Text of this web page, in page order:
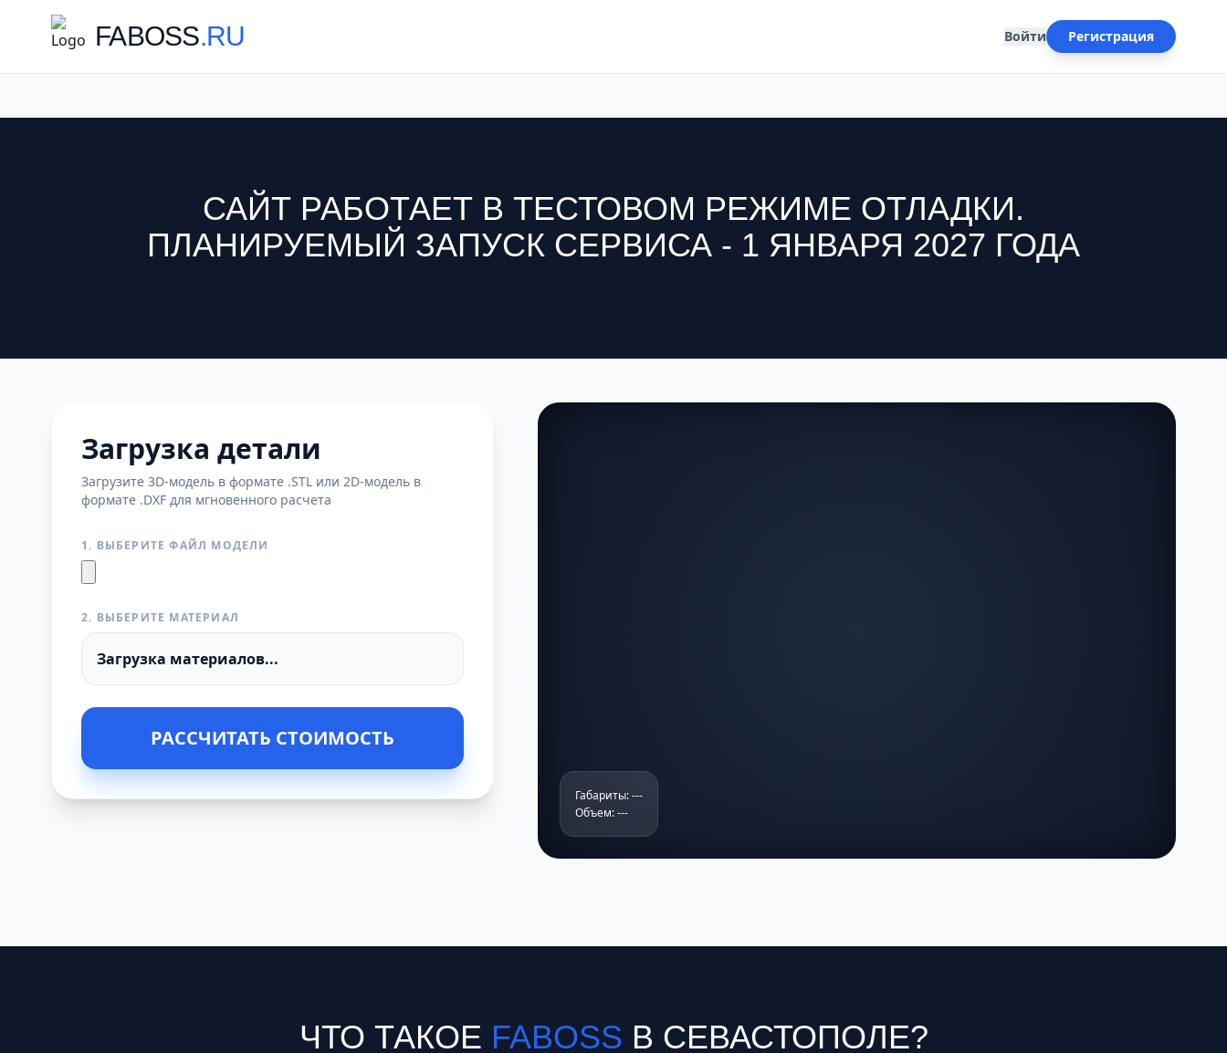
FABOSS.RU Войти Регистрация
САЙТ РАБОТАЕТ В ТЕСТОВОМ РЕЖИМЕ ОТЛАДКИ.
ПЛАНИРУЕМЫЙ ЗАПУСК СЕРВИСА - 1 ЯНВАРЯ 2027 ГОДА
Загрузка детали
Загрузите 3D-модель в формате .STL или 2D-модель в
формате .DXF для мгновенного расчета
1. ВЫБЕРИТЕ ФАЙЛ МОДЕЛИ
2. ВЫБЕРИТЕ МАТЕРИАЛ
РАССЧИТАТЬ СТОИМОСТЬ
Габариты: ---
Объем: ---
ЧТО ТАКОЕ FABOSS В СЕВАСТОПОЛЕ?